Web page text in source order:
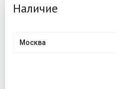
Наличие
Москва